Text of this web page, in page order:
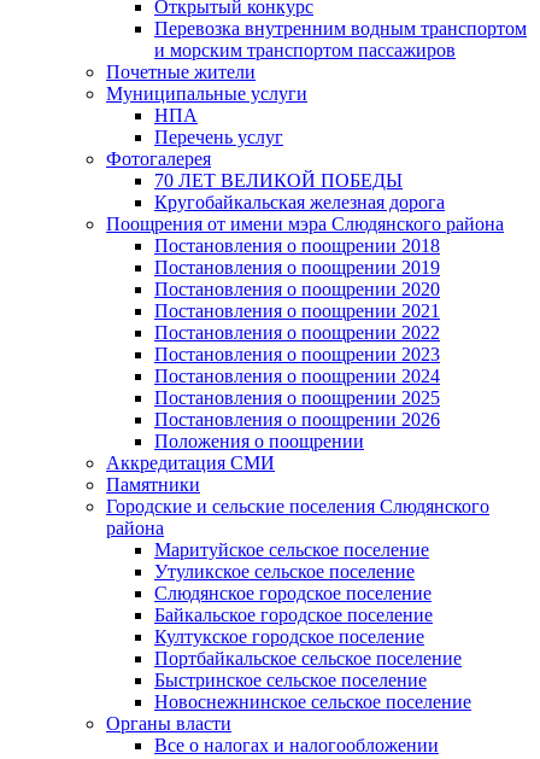
Открытый конкурс
Перевозка внутренним водным транспортом
и морским транспортом пассажиров
Почетные жители
Муниципальные услуги
НПА
Перечень услуг
Фотогалерея
70 ЛЕТ ВЕЛИКОЙ ПОБЕДЫ
Кругобайкальская железная дорога
Поощрения от имени мэра Слюдянского района
Постановления о поощрении 2018
Постановления о поощрении 2019
Постановления о поощрении 2020
Постановления о поощрении 2021
Постановления о поощрении 2022
Постановления о поощрении 2023
Постановления о поощрении 2024
Постановления о поощрении 2025
Постановления о поощрении 2026
Положения о поощрении
Аккредитация СМИ
Памятники
Городские и сельские поселения Слюдянского
района
Маритуйское сельское поселение
Утуликское сельское поселение
Слюдянское городское поселение
Байкальское городское поселение
Култукское городское поселение
Портбайкальское сельское поселение
Быстринское сельское поселение
Новоснежнинское сельское поселение
Органы власти
Все о налогах и налогообложении